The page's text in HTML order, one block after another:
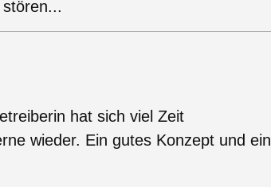
hat sich viel Zeit
wieder. Ein gutes Konzept und ein